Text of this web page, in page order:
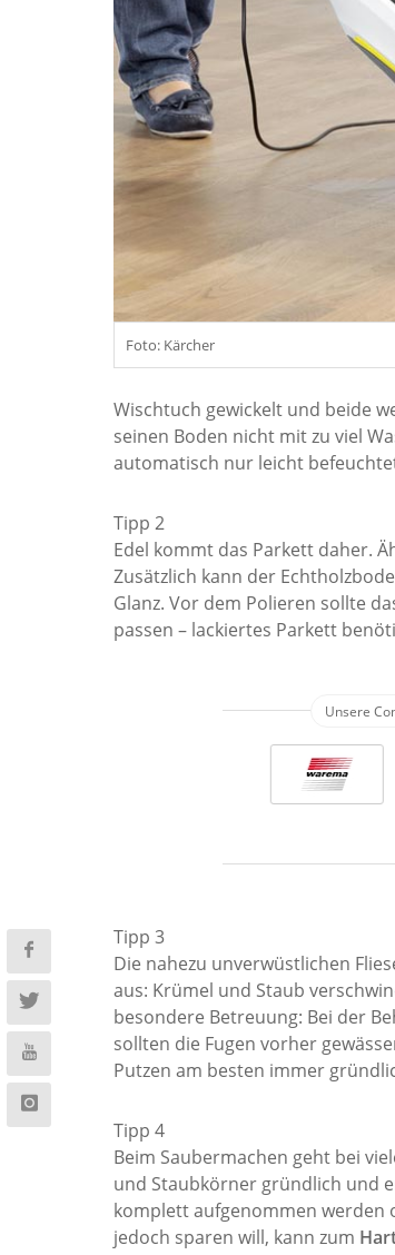
Foto: Kärcher
Wischtuch gewickelt und beide
seinen Boden nicht mit zu viel
automatisch nur leicht
Tipp 2
Edel kommt das Parkett daher.
Zusätzlich kann der
Glanz. Vor dem Polieren sollte
passen – lackiertes Parkett
Tipp 3
Die nahezu unverwüstlichen
aus: Krümel und Staub
besondere Betreuung: Bei der
sollten die Fugen vorher
Putzen am besten immer
Tipp 4
Beim Saubermachen geht bei
und Staubkörner gründlich und
komplett aufgenommen werden
jedoch sparen will, kann zum